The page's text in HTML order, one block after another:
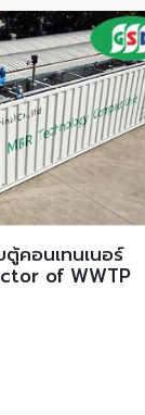
คอนเทนเนอร์
of WWTP